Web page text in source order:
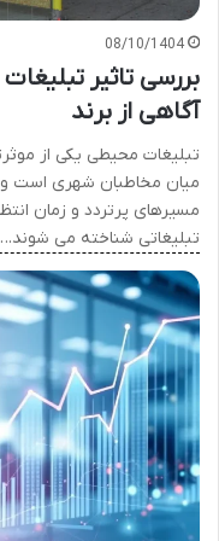
08/10/1404
بررسی تاثیر
آگاهی از برند
تبلیغات محیطی یکی از
میان مخاطبان شهری است و
مسیرهای پرتردد و زمان
تبلیغاتی شناخته می